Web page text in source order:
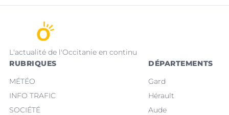
L'actualité de l'Occitanie en continu
RUBRIQUES
MÉTÉO
INFO TRAFIC
SOCIÉTÉ
DÉPARTEMENTS
Gard
Hérault
Aude